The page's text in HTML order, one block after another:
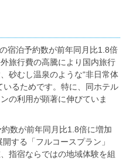
宿泊予約数が前年同月比1.8倍
旅行費の高騰により国内旅行
砂むし温泉のような“非日常体
いるためです。特に、同ホテル
の利用が顕著に伸びていま
数が前年同月比1.8倍に増加
する「フルコースプラン」
指宿ならではの地域体験を組